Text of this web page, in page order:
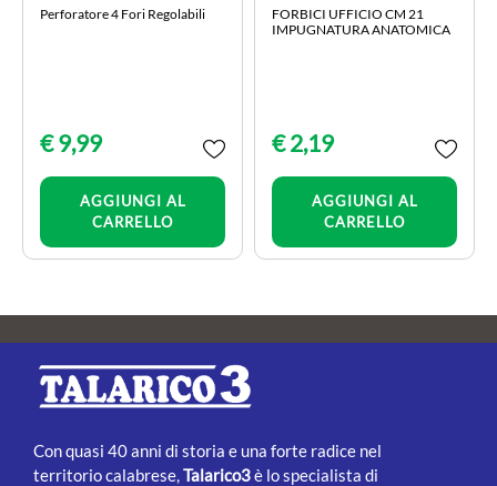
Perforatore 4 Fori Regolabili
€ 9,99
AGGIUNGI AL
CARRELLO
FORBICI UFFICIO CM 21
IMPUGNATURA ANATOMICA
€ 2,19
AGGIUNGI AL
CARRELLO
Con quasi 40 anni di storia e una forte radice nel
territorio calabrese,Talarico3è lo specialista di